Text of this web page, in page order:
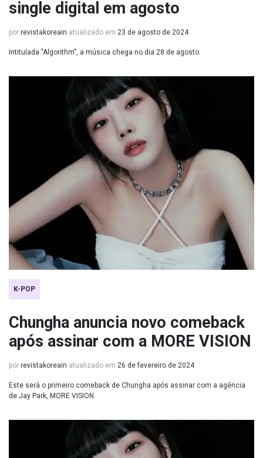
single digital em agosto
por revistakoreain atualizado em 23 de agosto de 2024
Intitulada "Algorithm", a música chega no dia 28 de agosto.
K-POP
Chungha anuncia novo comeback
após assinar com a MORE VISION
por revistakoreain atualizado em 26 de fevereiro de 2024
Este será o primeiro comeback de Chungha após assinar com a agência
de Jay Park, MORE VISION